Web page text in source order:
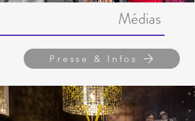
Médias
Presse & Infos